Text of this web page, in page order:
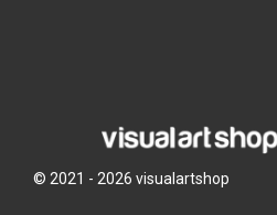
© 2021 - 2026 visualartshop